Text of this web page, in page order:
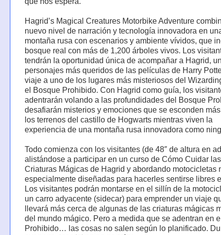
Hagrid’s Magical Creatures Motorbike Adventure
nuevo nivel de narración y tecnología innovadora en
montaña rusa con escenarios y ambiente vívidos, que
bosque real con más de 1,200 árboles vivos. Los
tendrán la oportunidad única de acompañar a Hagrid,
personajes más queridos de las películas de Harry
viaje a uno de los lugares más misteriosos del
el Bosque Prohibido. Con Hagrid como guía, los
adentrarán volando a las profundidades del Bosque
desafiarán misterios y emociones que se esconden
los terrenos del castillo de Hogwarts mientras viven la
experiencia de una montaña rusa innovadora como
Todo comienza con los visitantes (de 48″ de altura en
alistándose a participar en un curso de Cómo Cuidar las
Criaturas Mágicas de Hagrid y abordando motocicletas
especialmente diseñadas para hacerles sentirse libres
Los visitantes podrán montarse en el sillín de la
un carro adyacente (sidecar) para emprender un viaje
llevará más cerca de algunas de las criaturas mágicas
del mundo mágico. Pero a medida que se adentran en
Prohibido… las cosas no salen según lo planificado.